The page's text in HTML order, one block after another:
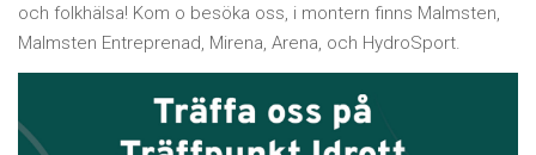
och folkhälsa! Kom o besöka oss, i montern finns Malmsten,
Malmsten Entreprenad, Mirena, Arena, och HydroSport.